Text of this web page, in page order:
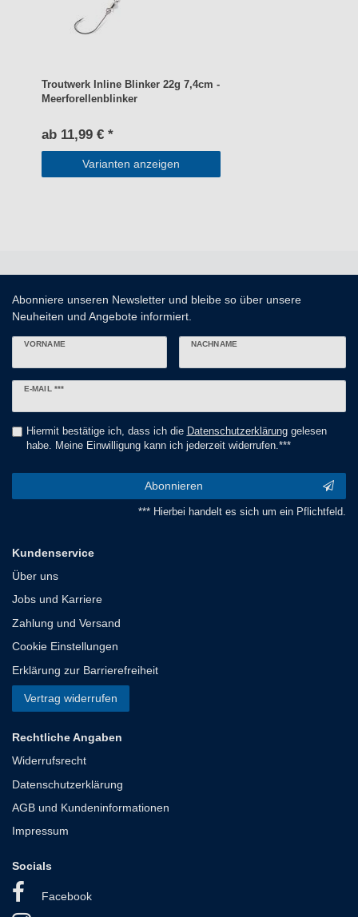
Troutwerk Inline Blinker 22g 7,4cm -
Meerforellenblinker
ab 11,99 € *
Varianten anzeigen
Abonniere unseren Newsletter und bleibe so über unsere
Neuheiten und Angebote informiert.
VORNAME NACHNAME
E-MAIL ***
Newsletter
Hiermit bestätige ich, dass ich die Daten­schutz­erklärunggelesen
habe. Meine Einwilligung kann ich jederzeit widerrufen.***
Abonnieren
*** Hierbei handelt es sich um ein Pflichtfeld.
Kundenservice
Über uns
Jobs und Karriere
Zahlung und Versand
Cookie Einstellungen
Erklärung zur Barrierefreiheit
Vertrag widerrufen
Rechtliche Angaben
Widerrufsrecht
Datenschutzerklärung
AGB und Kundeninformationen
Impressum
Socials
Facebook